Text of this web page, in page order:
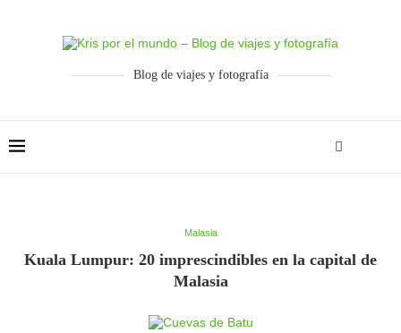
Blog de viajes y fotografía
Malasia
Kuala Lumpur: 20 imprescindibles en la capital de
Malasia